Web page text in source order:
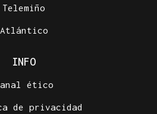
Telemiño
Atlántico
INFO
ético
de privacidad